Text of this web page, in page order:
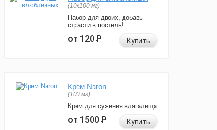
(10х100 мг)
Набор для двоих, добавь
страсти в постель!
от 120Р Купить
Крем Naron
(100 мг)
Крем для сужения влагалища
от 1500Р Купить